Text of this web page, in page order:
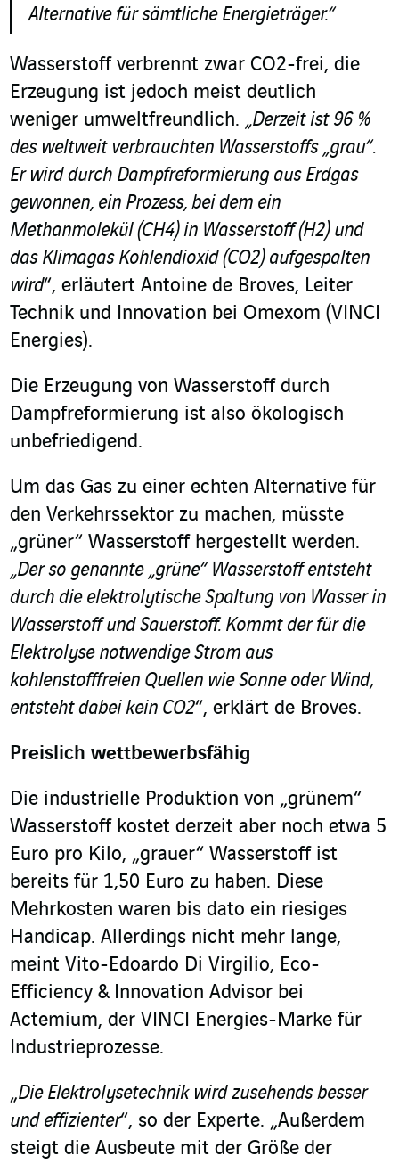
Alternative für sämtliche Energieträger.“
Wasserstoff verbrennt zwar CO2-frei, die
Erzeugung ist jedoch meist deutlich
weniger umweltfreundlich. „Derzeit ist 96 %
des weltweit verbrauchten Wasserstoffs „grau“.
Er wird durch Dampfreformierung aus Erdgas
gewonnen, ein Prozess, bei dem ein
Methanmolekül (CH4) in Wasserstoff (H2) und
das Klimagas Kohlendioxid (CO2) aufgespalten
wird“, erläutert Antoine de Broves, Leiter
Technik und Innovation bei Omexom (VINCI
Energies).
Die Erzeugung von Wasserstoff durch
Dampfreformierung ist also ökologisch
unbefriedigend.
Um das Gas zu einer echten Alternative für
den Verkehrssektor zu machen, müsste
„grüner“ Wasserstoff hergestellt werden.
„Der so genannte „grüne“ Wasserstoff entsteht
durch die elektrolytische Spaltung von Wasser in
Wasserstoff und Sauerstoff. Kommt der für die
Elektrolyse notwendige Strom aus
kohlenstofffreien Quellen wie Sonne oder Wind,
entsteht dabei kein CO2“, erklärt de Broves.
Preislich wettbewerbsfähig
Die industrielle Produktion von „grünem“
Wasserstoff kostet derzeit aber noch etwa 5
Euro pro Kilo, „grauer“ Wasserstoff ist
bereits für 1,50 Euro zu haben. Diese
Mehrkosten waren bis dato ein riesiges
Handicap. Allerdings nicht mehr lange,
meint Vito-Edoardo Di Virgilio, Eco-
Efficiency & Innovation Advisor bei
Actemium, der VINCI Energies-Marke für
Industrieprozesse.
„Die Elektrolysetechnik wird zusehends besser
und effizienter“, so der Experte. „Außerdem
steigt die Ausbeute mit der Größe der